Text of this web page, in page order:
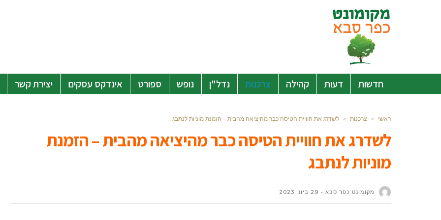
חדשות דעות קהילה צרכנות נדל"ן נופש ספורט אינדקס עסקים יצירת קשר
ראשי » צרכנות » לשדרג את חוויית הטיסה כבר מהיציאה מהבית – הזמנת מוניות לנתבג
לשדרג את חוויית הטיסה כבר מהיציאה מהבית – הזמנת
מוניות לנתבג
29 ביוני 2023